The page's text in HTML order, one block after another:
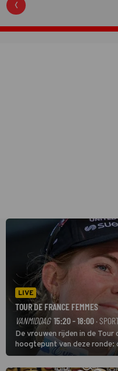
LIVE
TOUR DE FRANCE FEMMES
VANMIDDAG 15:20 - 18:00 ·
De vrouwen rijden in de
hoogtepunt van deze
finishten de vrouwen voor
buitencategorie. De aanloop